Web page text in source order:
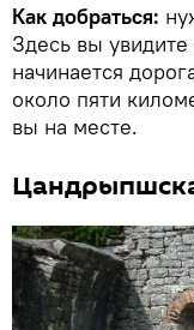
Как добраться:
Здесь вы
начинается
около пяти
вы на месте.